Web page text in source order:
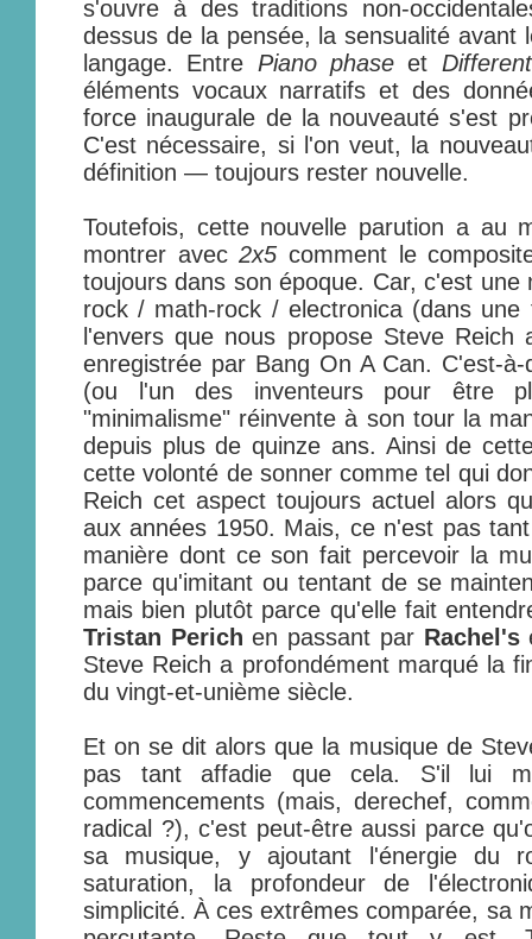
s'ouvre à des traditions non-
dessus de la pensée, la sensualité avant
langage. Entre Piano phase et
éléments vocaux narratifs et des
force inaugurale de la nouveauté s'est
C'est nécessaire, si l'on veut, la
définition — toujours rester nouvelle.
Toutefois, cette nouvelle parution a au
montrer avec2x5 comment le
toujours dans son époque. Car, c'est une
rock / math-rock / electronica (dans une
l'envers que nous propose Steve
enregistrée par Bang On A Can. C'est-
(ou l'un des inventeurs pour être
"minimalisme" réinvente à son tour la
depuis plus de quinze ans. Ainsi de
cette volonté de sonner comme tel qui
Reich cet aspect toujours actuel alors
aux années 1950. Mais, ce n'est pas
manière dont ce son fait percevoir la
parce qu'imitant ou tentant de se
mais bien plutôt parce qu'elle fait
Tristan Perich en passant par Rachel's
Steve Reich a profondément marqué la
du vingt-et-unième siècle.
Et on se dit alors que la musique de
pas tant affadie que cela. S'il lui
commencements (mais, derechef,
radical ?), c'est peut-être aussi parce
sa musique, y ajoutant l'énergie du
saturation, la profondeur de
simplicité. À ces extrêmes comparée, sa